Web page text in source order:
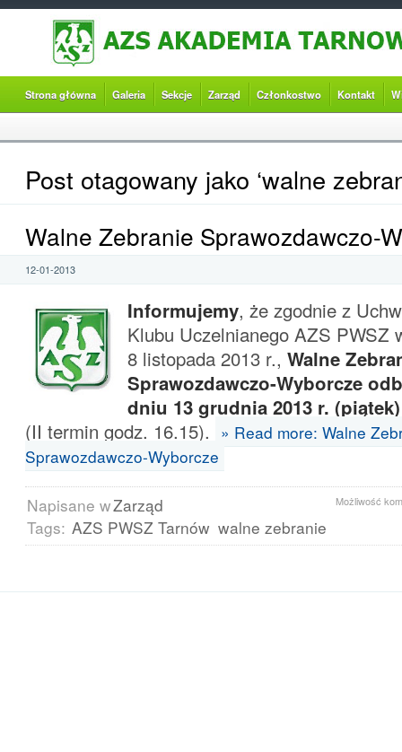
Strona główna Galeria Sekcje Zarząd Członkostwo Kontakt
Post otagowany jako ‘walne
Walne Zebranie Sprawozdawczo-
12-01-2013
Informujemy, że zgodnie z
Klubu Uczelnianego AZS PWSZ
8 listopada 2013 r., Walne
Sprawozdawczo-Wyborcze
dniu 13 grudnia 2013 r.
(II termin godz. 16.15). » Read more: Walne
Sprawozdawczo-Wyborcze
Możliwość
Napisane wZarząd
Tags: AZS PWSZ Tarnów walne zebranie